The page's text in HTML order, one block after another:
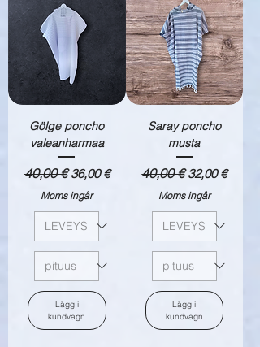
Gölge poncho
valeanharmaa
Ordinarie pris
40,00 €Reapris
36,00 €
Moms ingår
Lägg i
kundvagn
Saray poncho
musta
Ordinarie pris
40,00 € Reapris
32,00 €
Moms ingår
Lägg i
kundvagn